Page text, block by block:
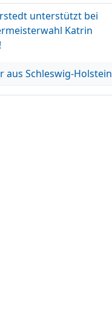
unterstützt bei
Katrin
aus Schleswig-Holstein